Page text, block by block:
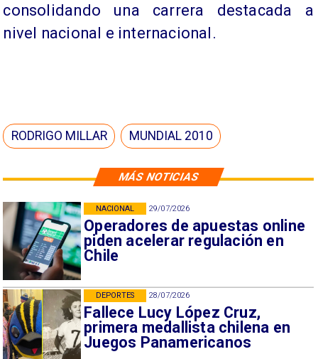
MÁS NOTICIAS
29/07/2026
Operadores de apuestas online
piden acelerar regulación en
Chile
NACIONAL
28/07/2026
Fallece Lucy López Cruz,
primera medallista chilena en
Juegos Panamericanos
DEPORTES
consolidando una carrera destacada a
nivel nacional e internacional.
RODRIGO MILLAR MUNDIAL 2010